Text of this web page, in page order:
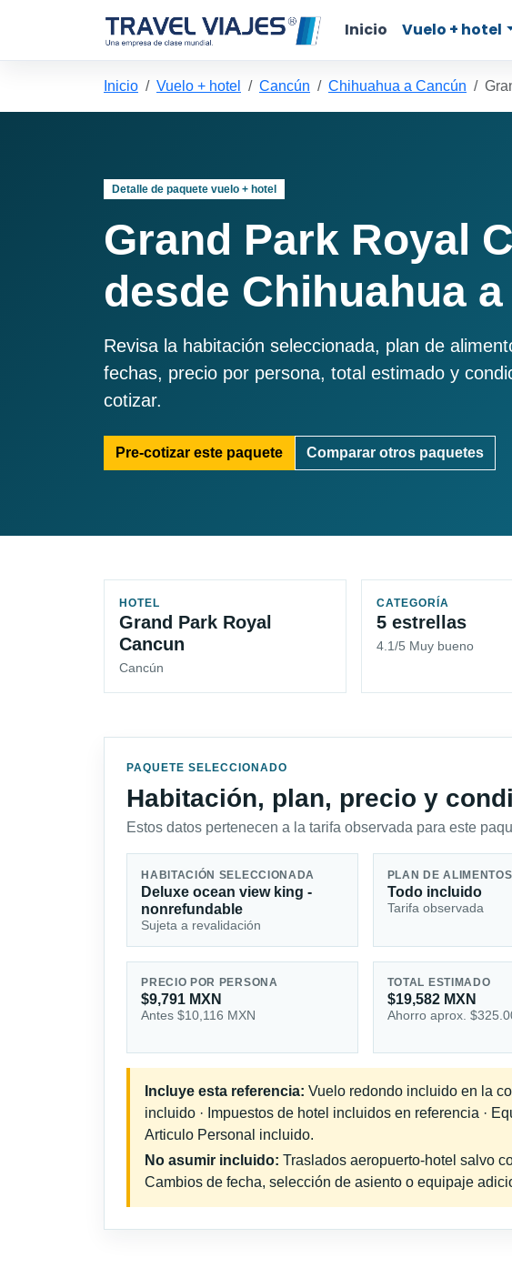
Inicio Vuelo + hotel
Inicio Vuelo + hotel Cancún Chihuahua a Cancún
Detalle de paquete vuelo + hotel
Grand Park Royal
desde Chihuahua
Revisa la habitación seleccionada, plan de
fechas, precio por persona, total estimado y
cotizar.
Pre-cotizar este paquete Comparar otros paquetes
HOTEL
Grand Park Royal
Cancun
Cancún
CATEGORÍA
5 estrellas
4.1/5 Muy bueno
PAQUETE SELECCIONADO
Habitación, plan, precio y
Estos datos pertenecen a la tarifa observada para este
HABITACIÓN SELECCIONADA
Deluxe ocean view king -
nonrefundable
Sujeta a revalidación
PLAN DE ALIMENTOS
Todo incluido
Tarifa observada
PRECIO POR PERSONA
$9,791 MXN
Antes $10,116 MXN
TOTAL ESTIMADO
$19,582 MXN
Ahorro aprox.
Incluye esta referencia: Vuelo redondo incluido en la
incluido · Impuestos de hotel incluidos en referencia ·
Articulo Personal incluido.
No asumir incluido: Traslados aeropuerto-hotel salvo
Cambios de fecha, selección de asiento o equipaje